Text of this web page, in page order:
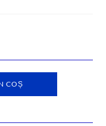
COȘ